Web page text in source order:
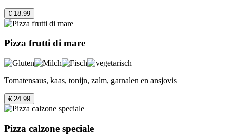
€ 18.99
Pizza frutti di mare
Tomatensaus, kaas, tonijn, zalm, garnalen en ansjovis
€ 24.99
Pizza calzone speciale